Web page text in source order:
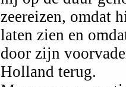
zeereizen, omdat
laten zien en
door zijn
Holland terug.